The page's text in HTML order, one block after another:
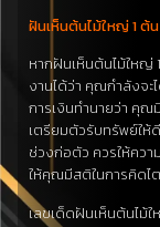
ฝันเห็นต้นไม้ใหญ่ 1 ต้น
หากฝันเห็นต้นไม้ใหญ่
งานได้ว่า คุณกำลังจ
การเงินทำนายว่า คุ
เตรียมตัวรับทรัพย์ให้
ช่วงก่อตัว ควรให้ควา
ให้คุณมีสติในการคิดไ
เลขเด็ดฝันเห็นต้นไม้ใ